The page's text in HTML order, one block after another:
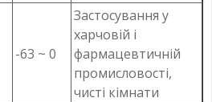
-63 ~ 0
Застосування у
харчовій і
фармацевтичній
промисловості,
чисті кімнати